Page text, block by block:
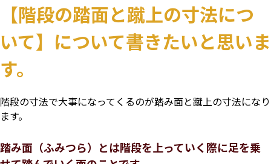
【階段の踏面と蹴上の寸法につ
いて】について書きたいと思いま
す。
階段の寸法で大事になってくるのが踏み面と蹴上の寸法になり
ます。
踏み面（ふみつら）とは階段を上っていく際に足を乗